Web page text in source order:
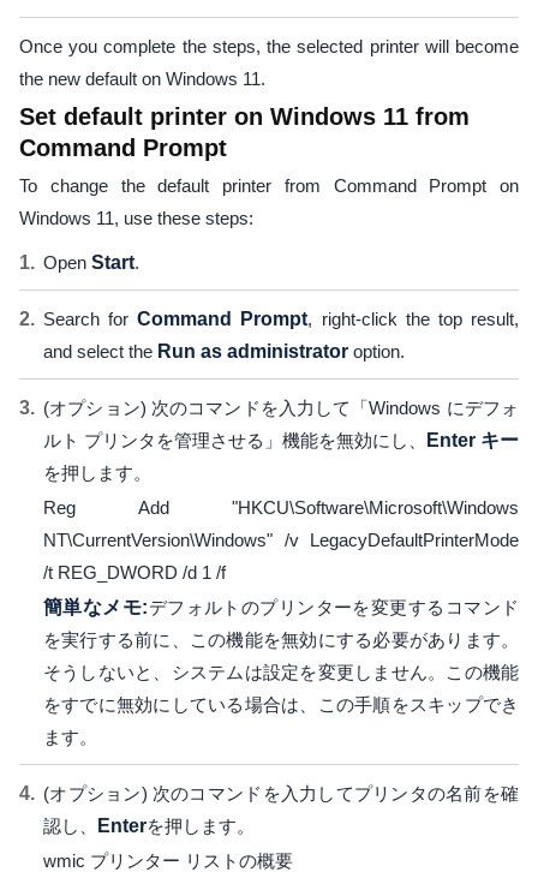
Once you complete the steps, the selected printer will become
the new default on Windows 11.
Set default printer on Windows 11 from
Command Prompt
To change the default printer from Command Prompt on
Windows 11, use these steps:
Open Start.
Search forCommand Prompt, right-click the top result,
and select the Run as administrator option.
(オプション) 次のコマンドを入力して「Windows にデフォ
ルト プリンタを管理させる」機能を無効にし、
Enter キー
を押します。
Reg Add "HKCU\Software\Microsoft\Windows
NT\CurrentVersion\Windows" /v LegacyDefaultPrinterMode
/t REG_DWORD /d 1 /f
簡単なメモ:デフォルトのプリンターを変更するコマンド
を実行する前に、この機能を無効にする必要があります。
そうしないと、システムは設定を変更しません。この機能
をすでに無効にしている場合は、この手順をスキップでき
ます。
(オプション) 次のコマンドを入力してプリンタの名前を確
認し、
Enterを押します。
wmic プリンター リストの概要